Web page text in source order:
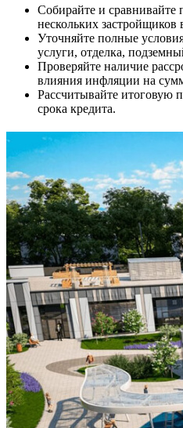
Собирайте и сравнивайте
нескольких застройщиков
Уточняйте полные
услуги, отделка,
Проверяйте наличие
влияния инфляции на
Рассчитывайте итоговую
срока кредита.